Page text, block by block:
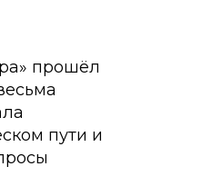
прошёл
пути и